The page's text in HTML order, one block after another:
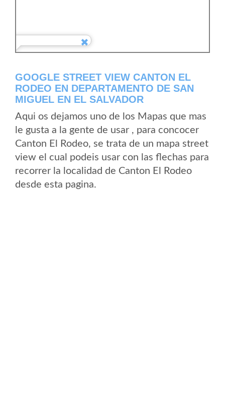
GOOGLE STREET VIEW CANTON EL
RODEO EN DEPARTAMENTO DE SAN
MIGUEL EN EL SALVADOR
Aqui os dejamos uno de los Mapas que mas
le gusta a la gente de usar , para concocer
Canton El Rodeo, se trata de un mapa street
view el cual podeis usar con las flechas para
recorrer la localidad de Canton El Rodeo
desde esta pagina.